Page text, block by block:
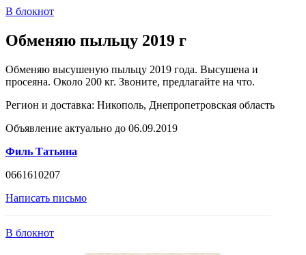
В блокнот
Обменяю пыльцу 2019 г
Обменяю высушеную пыльцу 2019 года. Высушена и
просеяна. Около 200 кг. Звоните, предлагайте на что.
Регион и доставка: Никополь, Днепропетровская область
Объявление актуально до 06.09.2019
Филь Татьяна
0661610207
Написать письмо
В блокнот